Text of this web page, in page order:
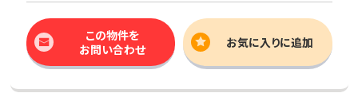
この物件を
お問い合わせ
お気に入りに追加